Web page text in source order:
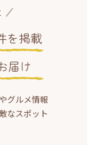
を掲載
届け
グルメ情報
なスポット